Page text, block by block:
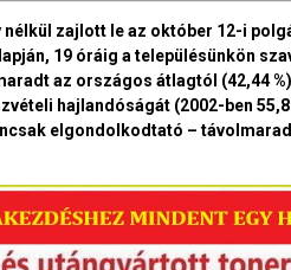
nélkül zajlott le az október 12-i
19 óráig a településünkön
az országos átlagtól (42,44
hajlandóságát (2002-ben
elgondolkodtató –